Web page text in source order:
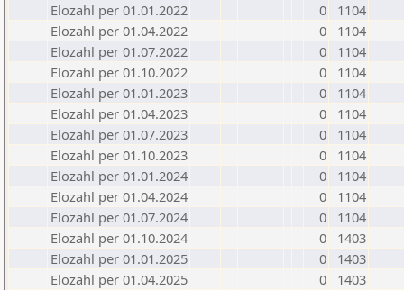
Elozahl per 01.01.2022
0
1104
Elozahl per 01.04.2022
0
1104
Elozahl per 01.07.2022
0
1104
Elozahl per 01.10.2022
0
1104
Elozahl per 01.01.2023
0
1104
Elozahl per 01.04.2023
0
1104
Elozahl per 01.07.2023
0
1104
Elozahl per 01.10.2023
0
1104
Elozahl per 01.01.2024
0
1104
Elozahl per 01.04.2024
0
1104
Elozahl per 01.07.2024
0
1104
Elozahl per 01.10.2024
0
1403
Elozahl per 01.01.2025
0
1403
Elozahl per 01.04.2025
0
1403